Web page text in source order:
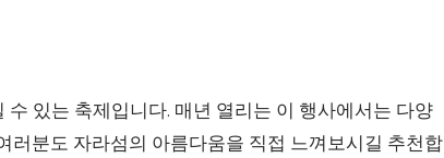
있는 축제입니다. 매년 열리는 이 행사에서는 다양
러분도 자라섬의 아름다움을 직접 느껴보시길 추천합